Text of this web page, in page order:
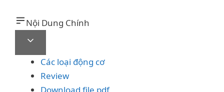
Nội Dung Chính
Các loại động cơ
Review